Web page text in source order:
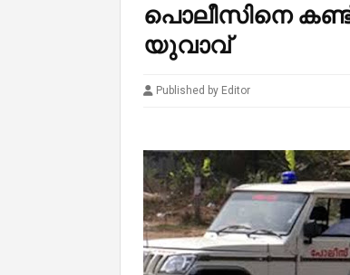
പൊലീസിനെ
യുവാവ്
Published by Editor